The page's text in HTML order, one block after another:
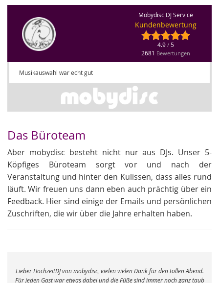
Mobydisc DJ Service
Kundenbewertung
4.9 / 5
2681 Bewertungen
Musikauswahl war echt gut
Das Büroteam
Aber mobydisc besteht nicht nur aus DJs. Unser 5-
Köpfiges Büroteam sorgt vor und nach der
Veranstaltung und hinter den Kulissen, dass alles rund
läuft. Wir freuen uns dann eben auch prächtig über ein
Feedback. Hier sind einige der Emails und persönlichen
Zuschriften, die wir über die Jahre erhalten haben.
Lieber HochzeitDJ von mobydisc, vielen vielen Dank für den tollen Abend.
Für jeden Gast war etwas dabei und die Füße sind immer noch ganz taub